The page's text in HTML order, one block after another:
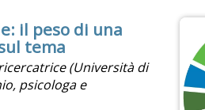
il peso di una
tema
(Università di
psicologa e